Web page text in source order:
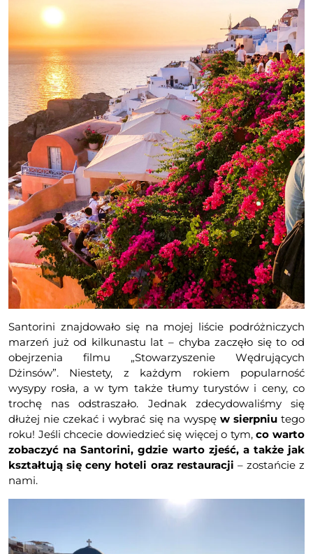
Santorini znajdowało się na mojej liście podróżniczych
marzeń już od kilkunastu lat – chyba zaczęło się to od
obejrzenia filmu „Stowarzyszenie Wędrujących
Dżinsów”. Niestety, z każdym rokiem popularność
wysypy rosła, a w tym także tłumy turystów i ceny, co
trochę nas odstraszało. Jednak zdecydowaliśmy się
dłużej nie czekać i wybrać się na wyspę w sierpniutego
roku! Jeśli chcecie dowiedzieć się więcej o tym,co warto
zobaczyć na Santorini, gdzie warto zjeść, a także jak
kształtują się ceny hoteli oraz restauracji – zostańcie z
nami.